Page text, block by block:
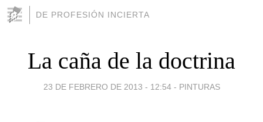
DE PROFESIÓN INCIERTA
La caña de la doctrina
23 DE FEBRERO DE 2013 - 12:54 - PINTURAS